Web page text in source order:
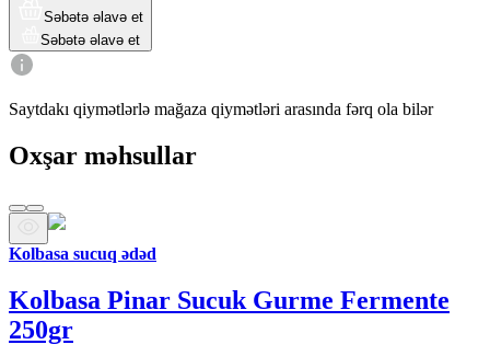
Səbətə əlavə et
Səbətə əlavə et
Saytdakı qiymətlərlə mağaza qiymətləri arasında fərq ola bilər
Oxşar məhsullar
Kolbasa sucuq ədəd
Kolbasa Pinar Sucuk Gurme Fermente
250gr